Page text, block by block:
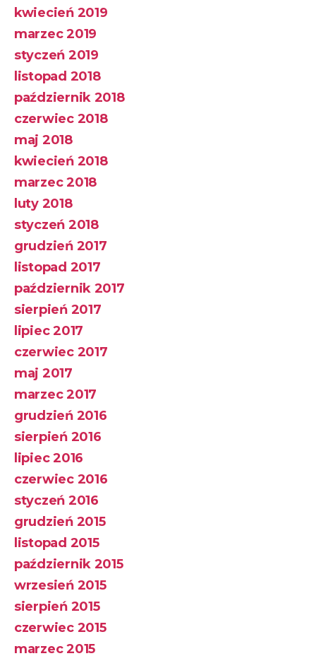
kwiecień 2019
marzec 2019
styczeń 2019
listopad 2018
październik 2018
czerwiec 2018
maj 2018
kwiecień 2018
marzec 2018
luty 2018
styczeń 2018
grudzień 2017
listopad 2017
październik 2017
sierpień 2017
lipiec 2017
czerwiec 2017
maj 2017
marzec 2017
grudzień 2016
sierpień 2016
lipiec 2016
czerwiec 2016
styczeń 2016
grudzień 2015
listopad 2015
październik 2015
wrzesień 2015
sierpień 2015
czerwiec 2015
marzec 2015